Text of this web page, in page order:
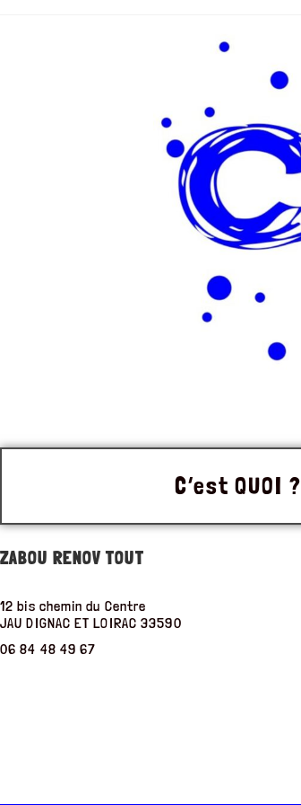
C’est QUOI ?
ZABOU RENOV TOUT
12 bis chemin du Centre
JAU DIGNAC ET LOIRAC 33590
06 84 48 49 67